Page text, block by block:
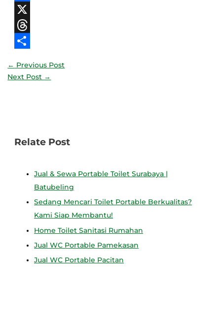
Facebook
X
Threads
← Previous Post
Next Post →
Relate Post
Jual & Sewa Portable Toilet Surabaya |
Batubeling
Sedang Mencari Toilet Portable Berkualitas?
Kami Siap Membantu!
Home Toilet Sanitasi Rumahan
Jual WC Portable Pamekasan
Jual WC Portable Pacitan